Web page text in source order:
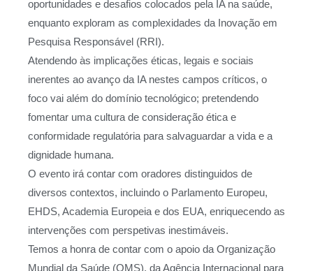
oportunidades e desafios colocados pela IA na saúde,
enquanto exploram as complexidades da Inovação em
Pesquisa Responsável (RRI).
Atendendo às implicações éticas, legais e sociais
inerentes ao avanço da IA nestes campos críticos, o
foco vai além do domínio tecnológico; pretendendo
fomentar uma cultura de consideração ética e
conformidade regulatória para salvaguardar a vida e a
dignidade humana.
O evento irá contar com oradores distinguidos de
diversos contextos, incluindo o Parlamento Europeu,
EHDS, Academia Europeia e dos EUA, enriquecendo as
intervenções com perspetivas inestimáveis.
Temos a honra de contar com o apoio da Organização
Mundial da Saúde (OMS), da Agência Internacional para